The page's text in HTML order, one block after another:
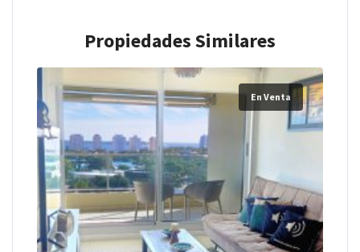
Propiedades Similares
En Venta